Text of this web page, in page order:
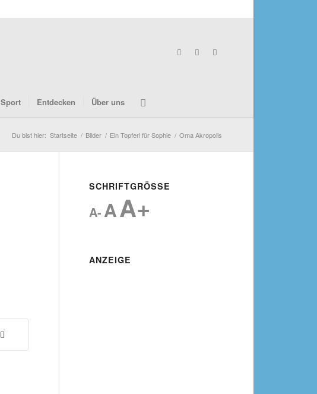
Sport Entdecken Über uns
Du bist hier: Startseite / Bilder / Ein Topferl für Sophie / Oma Akropolis
SCHRIFTGRÖSSE
A- AA+
ANZEIGE